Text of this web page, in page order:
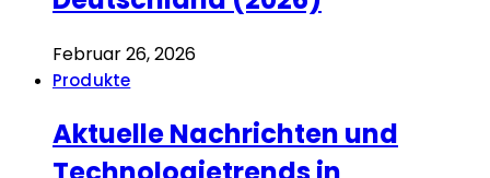
Februar 26, 2026
Produkte
Aktuelle Nachrichten und